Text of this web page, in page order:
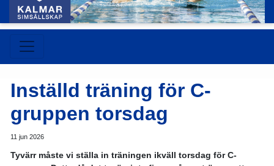
Inställd träning för C-
gruppen torsdag
11 jun 2026
Tyvärr måste vi ställa in träningen ikväll torsdag för C-